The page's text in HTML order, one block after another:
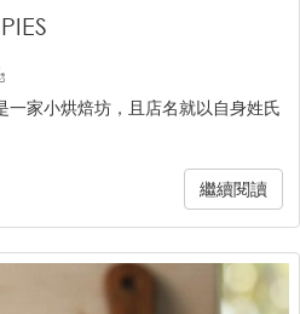
家小烘焙坊，且店名就以自身姓氏
繼續閱讀